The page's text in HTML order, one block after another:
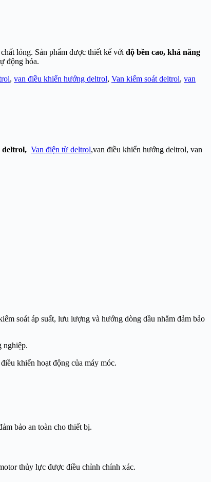
lỏng. Sản phẩm được thiết kế với độ bền cao, khả năng
động hóa.
, van điều khiển hướng deltrol, Van kiểm soát deltrol, van
deltrol, Van điện từ deltrol,van điều khiển hướng deltrol, van
soát áp suất, lưu lượng và hướng dòng dầu nhằm đảm bảo
nghiệp.
khiển hoạt động của máy móc.
bảo an toàn cho thiết bị.
thủy lực được điều chỉnh chính xác.